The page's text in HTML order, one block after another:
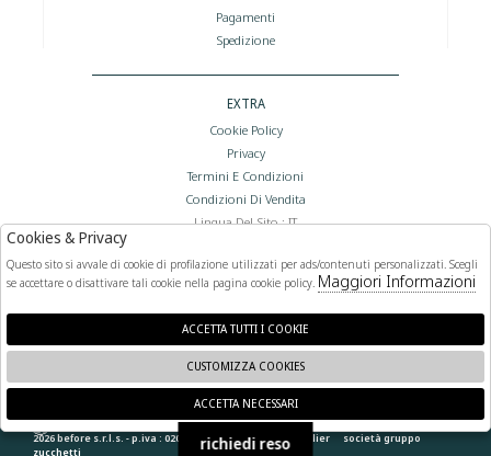
Pagamenti
Spedizione
EXTRA
Cookie Policy
Privacy
Termini E Condizioni
Condizioni Di Vendita
Lingua Del Sito : IT
FOLLOW US
2026 before s.r.l.s. - p.iva : 02066400892 powered by atelier società gruppo
zucchetti
🍪
richiedi reso
Cookies & Privacy
Questo sito si avvale di cookie di profilazione utilizzati per ads/contenuti personalizzati. Scegli
se accettare o disattivare tali cookie nella pagina cookie policy. Maggiori Informazioni
ACCETTA TUTTI I COOKIE
CUSTOMIZZA COOKIES
ACCETTA NECESSARI